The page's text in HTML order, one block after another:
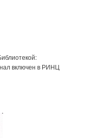
включен в РИНЦ